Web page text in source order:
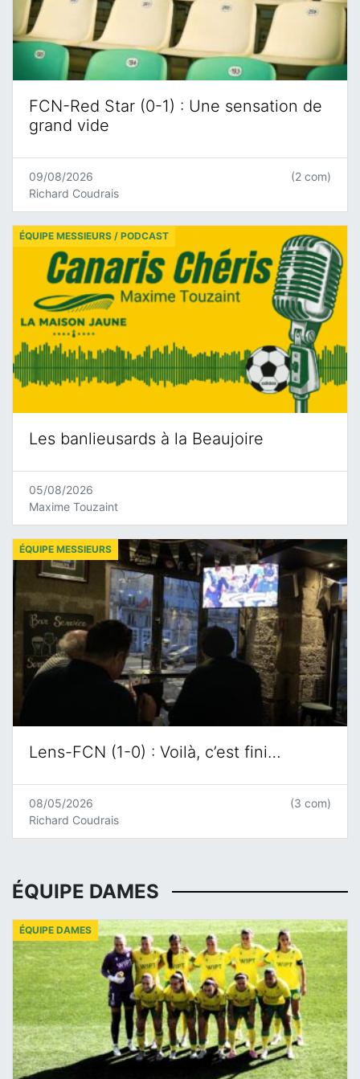
FCN-Red Star (0-1) : Une sensation de
grand vide
09/08/2026
Richard Coudrais
(2 com)
Les banlieusards à la Beaujoire
ÉQUIPE MESSIEURS / PODCAST
05/08/2026
Maxime Touzaint
Lens-FCN (1-0) : Voilà, c’est fini…
ÉQUIPE MESSIEURS
08/05/2026
Richard Coudrais
(3 com)
ÉQUIPE DAMES
ÉQUIPE DAMES